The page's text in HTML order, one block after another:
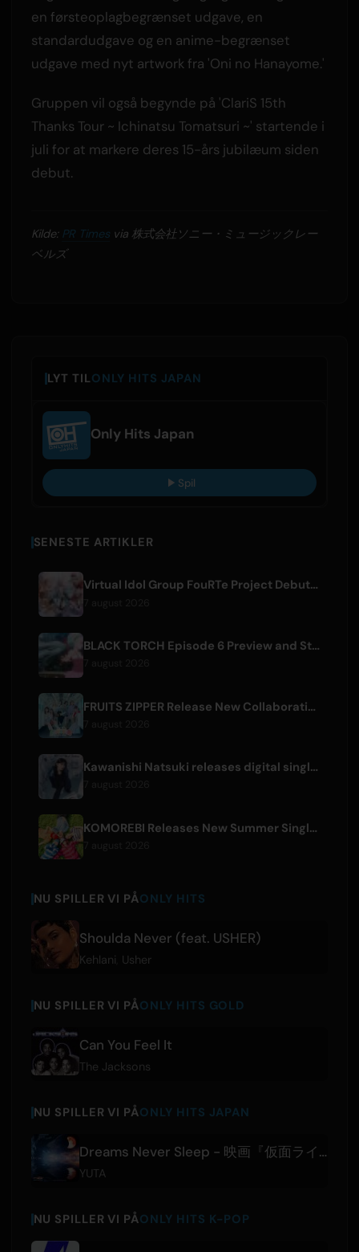
en førsteoplagbegrænset udgave, en
standardudgave og en anime-begrænset
udgave med nyt artwork fra 'Oni no Hanayome.'
Gruppen vil også begynde på 'ClariS 15th
Thanks Tour ~ Ichinatsu Tomatsuri ~' startende i
juli for at markere deres 15-års jubilæum siden
debut.
Kilde: PR Timesvia 株式会社ソニー・ミュージックレー
ベルズ
LYT TILONLY HITS JAPAN
Only Hits Japan
Spil
SENESTE ARTIKLER
Virtual Idol Group FouRTe Project Debuts with 'ALL IN' Album Produced by m-flo's ☆Taku Takahashi
BLACK TORCH Episode 6 Preview and Streaming Details
FRUITS ZIPPER Release New Collaboration Song '1,2,3,FOOOOUR'
Kawanishi Natsuki releases digital single 'Sayonara wa Ichiban Kirei na Atashi de'
KOMOREBI Releases New Summer Single 'Letsu Natsu'
NU SPILLER VI PÅONLY HITS
Shoulda Never (feat. USHER)
Kehlani Usher
NU SPILLER VI PÅONLY HITS GOLD
Can You Feel It
The Jacksons
NU SPILLER VI PÅONLY HITS JAPAN
Dreams Never Sleep - 映画『仮面ライダーゼッツ さよならのミッション』主題歌
YUTA
NU SPILLER VI PÅONLY HITS K-POP